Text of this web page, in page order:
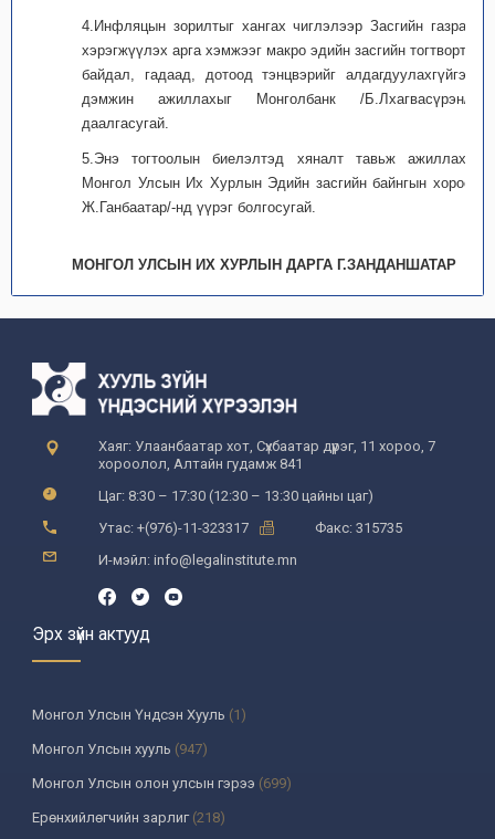
4.Инфляцын зорилтыг хангах чиглэлээр Засгийн газраас
хэрэгжүүлэх арга хэмжээг макро эдийн засгийн тогтвортой
байдал, гадаад, дотоод тэнцвэрийг алдагдуулахгүйгээр
дэмжин ажиллахыг Монголбанк /Б.Лхагвасүрэн/-д
даалгасугай.
5.Энэ тогтоолын биелэлтэд хяналт тавьж ажиллахыг
Монгол Улсын Их Хурлын Эдийн засгийн байнгын хороо /
Ж.Ганбаатар/-нд үүрэг болгосугай.
МОНГОЛ УЛСЫН ИХ ХУРЛЫН ДАРГА Г.ЗАНДАНШАТАР
Хаяг: Улаанбаатар хот, Сүхбаатар дүүрэг, 11 хороо, 7
хороолол, Алтайн гудамж 841
Цаг: 8:30 – 17:30 (12:30 – 13:30 цайны цаг)
Утас: +(976)-11-323317
Факс: 315735
И-мэйл: info@legalinstitute.mn
Эрх зүйн актууд
Монгол Улсын Үндсэн Хууль (1)
Монгол Улсын хууль (947)
Монгол Улсын олон улсын гэрээ (699)
Ерөнхийлөгчийн зарлиг(218)